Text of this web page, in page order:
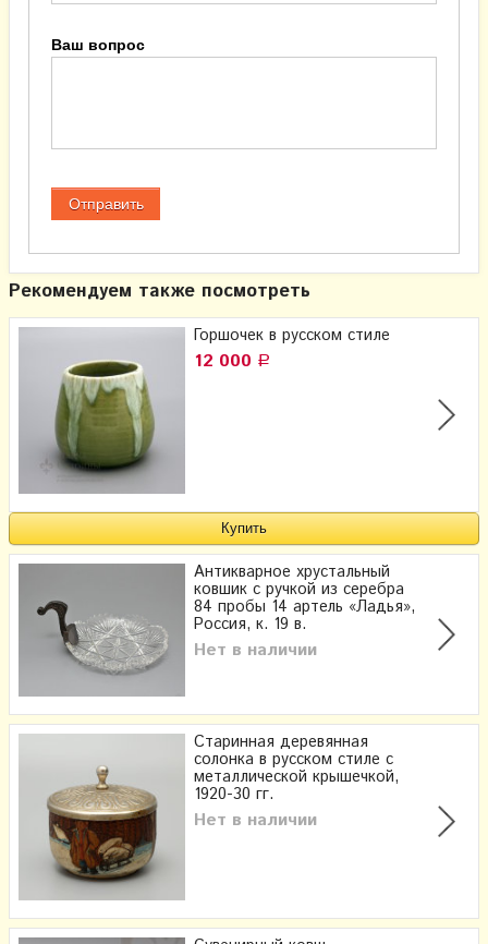
Ваш вопрос
Рекомендуем также посмотреть
Горшочек в русском стиле
12 000 Р
Антикварное хрустальный
ковшик с ручкой из серебра
84 пробы 14 артель «Ладья»,
Россия, к. 19 в.
Нет в наличии
Старинная деревянная
солонка в русском стиле с
металлической крышечкой,
1920-30 гг.
Нет в наличии